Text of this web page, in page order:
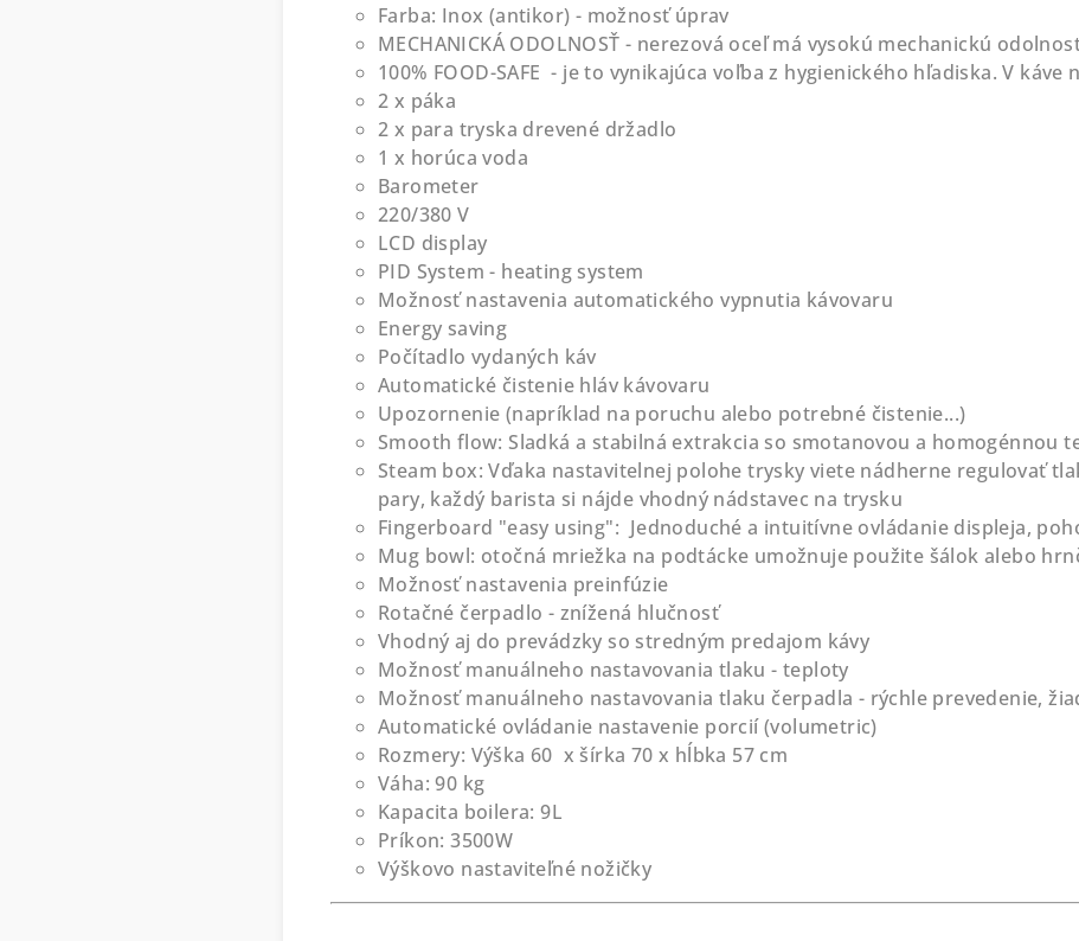
Farba: Inox (antikor) - možnosť úprav
MECHANICKÁ ODOLNOSŤ - nerezová oceľ má vysokú mechanickú
100% FOOD-SAFE - je to vynikajúca voľba z hygienického hľadiska. V
2 x páka
2 x para tryska drevené držadlo
1 x horúca voda
Barometer
220/380 V
LCD display
PID System - heating system
Možnosť nastavenia automatického vypnutia kávovaru
Energy saving
Počítadlo vydaných káv
Automatické čistenie hláv kávovaru
Upozornenie (napríklad na poruchu alebo potrebné čistenie...)
Smooth flow: Sladká a stabilná extrakcia so smotanovou a homogénnou
Steam box: Vďaka nastavitelnej polohe trysky viete nádherne regulovať
pary, každý barista si nájde vhodný nádstavec na trysku
Fingerboard "easy using": Jednoduché a intuitívne ovládanie displeja,
Mug bowl: otočná mriežka na podtácke umožnuje použite šálok alebo
Možnosť nastavenia preinfúzie
Rotačné čerpadlo - znížená hlučnosť
Vhodný aj do prevádzky so stredným predajom kávy
Možnosť manuálneho nastavovania tlaku - teploty
Možnosť manuálneho nastavovania tlaku čerpadla - rýchle prevedenie,
Automatické ovládanie nastavenie porcií (volumetric)
Rozmery: Výška 60 x šírka 70 x hĺbka 57 cm
Váha: 90 kg
Kapacita boilera: 9L
Príkon: 3500W
Výškovo nastaviteľné nožičky